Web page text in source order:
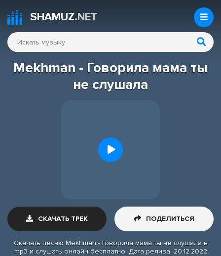
SHAMUZ.NET
Mekhman - Говорила мама ты
не слушала
СКАЧАТЬ ТРЕК ПОДЕЛИТЬСЯ
Скачать песню Mekhman - Говорила мама ты не слушала в
mp3 и слушать онлайн бесплатно. Дата релиза: 20.12.2022